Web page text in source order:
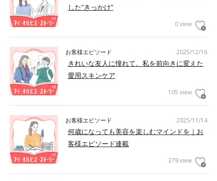
した“きっかけ”
0 view
2025/12/16
お客様エピソード
きれいな友人に憧れて。私を前向きに変えた
愛用スキンケア
105 view
2025/11/14
お客様エピソード
何歳になっても美容を楽しむマインドを｜お
客様エピソード連載
379 view